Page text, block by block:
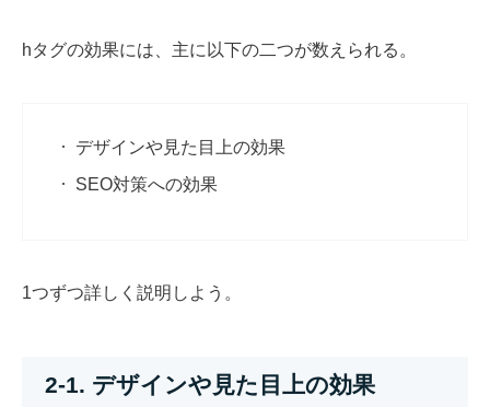
hタグの効果には、主に以下の二つが数えられる。
デザインや見た目上の効果
SEO対策への効果
1つずつ詳しく説明しよう。
2-1. デザインや見た目上の効果